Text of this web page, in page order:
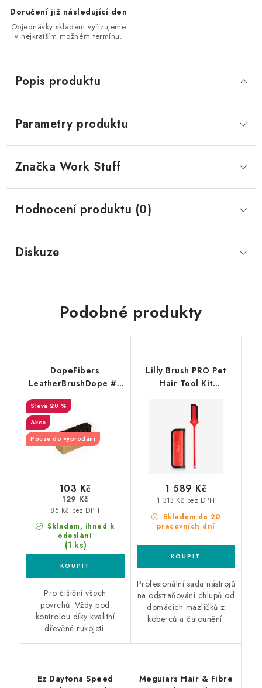
Doručení již následující den
Objednávky skladem vyřizujeme
v nejkratším možném termínu.
Popis produktu
Parametry produktu
Značka Work Stuff
Hodnocení produktu (0)
Diskuze
Podobné produkty
DopeFibers
LeatherBrushDope #5
kartáč na kůži
20 %
Akce
Pouze do vyprodání
Skladem, ihned k
odeslání
(1 ks)
85 Kč bez DPH
103 Kč
129 Kč
Pro čištění všech
povrchů. Vždy pod
kontrolou díky kvalitní
dřevěné rukojeti.
Lilly Brush PRO Pet
Hair Tool Kit
Skladem do 20
pracovních dní
1 313 Kč bez DPH
1 589 Kč
Profesionální sada nástrojů
na odstraňování chlupů od
domácích mazlíčků z
koberců a čalounění.
Ez Daytona Speed
Meguiars Hair & Fibre